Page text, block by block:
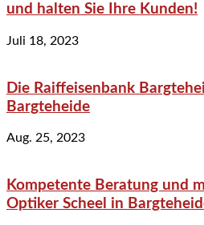
und halten Sie Ihre Kunden!
Juli 18, 2023
Die Raiffeisenbank
Bargteheide
Aug. 25, 2023
Kompetente Beratung und
Optiker Scheel in